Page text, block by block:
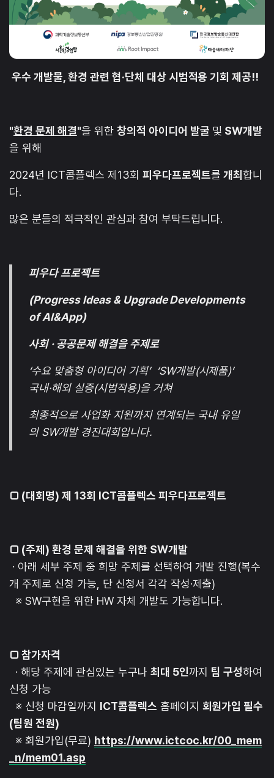
우수 개발물, 환경 관련 협·단체 대상 시범적용 기회 제공!!
"환경 문제 해결"을 위한 창의적 아이디어 발굴 및 SW개발
을 위해
2024년 ICT콤플렉스 제13회 피우다프로젝트를개최합니
다.
많은 분들의 적극적인 관심과 참여 부탁드립니다.
피우다 프로젝트
(Progress Ideas & Upgrade Developments
of AI&App)
사회 · 공공문제 해결을 주제로
‘수요 맞춤형 아이디어 기획’ ‘SW개발(시제품)’
국내·해외 실증(시범적용)을 거쳐
최종적으로 사업화 지원까지 연계되는 국내 유일
의 SW개발 경진대회입니다.
□ (대회명) 제 13회 ICT콤플렉스 피우다프로젝트
□ (주제) 환경 문제 해결을 위한 SW개발
· 아래 세부 주제 중 희망 주제를 선택하여 개발 진행(복수
개 주제로 신청 가능, 단 신청서 각각 작성·제출)
※ SW구현을 위한 HW 자체 개발도 가능합니다.
□ 참가자격
· 해당 주제에 관심있는 누구나 최대 5인까지 팀 구성하여
신청 가능
※ 신청 마감일까지 ICT콤플렉스 홈페이지 회원가입 필수
(팀원 전원)
※ 회원가입(무료) https://www.ictcoc.kr/00_mem
_n/mem01.asp